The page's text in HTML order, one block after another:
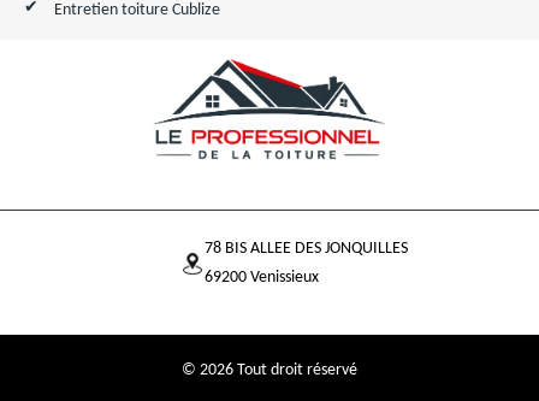
Entretien toiture Cublize
78 BIS ALLEE DES JONQUILLES
69200 Venissieux
© 2026 Tout droit réservé